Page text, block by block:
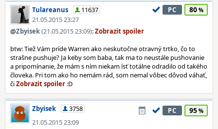
Tulareanus
11637
21.05.2015 23:27
PC 80
@Zbyisek(21.05.2015 23:09):
btw: Tiež Vám príde Warren ako neskutočne otravný trtko, čo to
strašne pushuje? Ja keby som baba, tak ma to neustále pushovanie
a pripomínanie, že mám s ním niekam ísť totálne odradilo od takého
človeka. Pri tom ako ho nemám rád, som nemal vôbec dôvod váhať,
či
:D
Zbyisek
3758
21.05.2015 23:09
PC 95